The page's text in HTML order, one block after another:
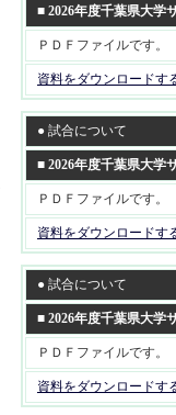
■ 2026年度千葉県大
ＰＤＦファイルです。
資料をダウンロードす
● 試合について
■ 2026年度千葉県大
ＰＤＦファイルです。
資料をダウンロードす
● 試合について
■ 2026年度千葉県大
ＰＤＦファイルです。
資料をダウンロードす